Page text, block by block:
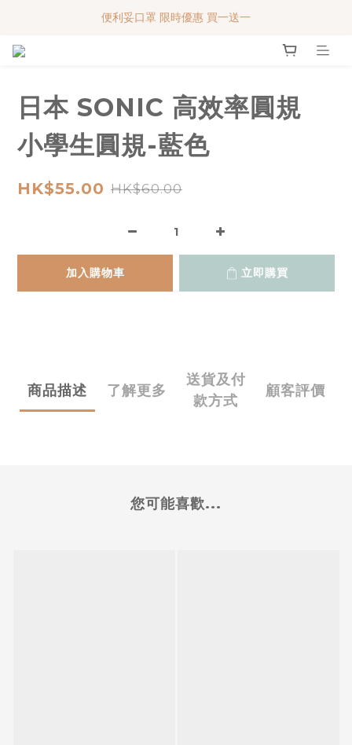
便利妥口罩 限時優惠 買一送一
便利妥口罩 限時優惠 買一送一
日本 SONIC 高效率圓規
小學生圓規-藍色
HK$55.00 HK$60.00
加入購物車 立即購買
商品描述 了解更多
送貨及付
款方式
顧客評價
您可能喜歡...